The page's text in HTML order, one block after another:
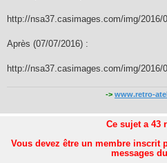
g
e
http://nsa37.casimages.com/img/2016/
Après (07/07/2016) :
http://nsa37.casimages.com/img/2016/
-> www.retro-
Ce sujet a 43
Vous devez être un membre inscrit
messages